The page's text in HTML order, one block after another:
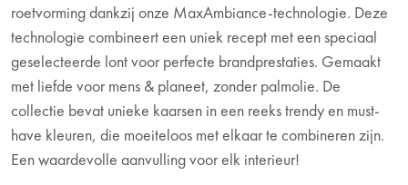
roetvorming dankzij onze MaxAmbiance-technologie. Deze
technologie combineert een uniek recept met een speciaal
geselecteerde lont voor perfecte brandprestaties. Gemaakt
met liefde voor mens & planeet, zonder palmolie. De
collectie bevat unieke kaarsen in een reeks trendy en must-
have kleuren, die moeiteloos met elkaar te combineren zijn.
Een waardevolle aanvulling voor elk interieur!